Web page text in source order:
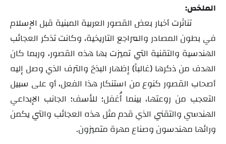
الملخص:
تناثرت أخبار بعض القصور العربية المبنية قبل الإسلام
في بطون المصادر والمراجع التاريخية، وكانت تذكر العجائب
الهندسية والتقنية التي تميزت بها هذه القصور، وربما كان
الهدف من ذكرها (غالباً) إظهار البذخ والترف الذي وصل إليه
أصحاب القصور كنوع من استنكار هذا الفعل، أو على سبيل
التعجب من روعتها، بينما أُغفل؛ للأسف؛ الجانب الإبداعي
الهندسي والتقني الذي قدم مثل هذه العجائب والتي يكمن
ورائها مهندسون وصناع مهرة متميزون.